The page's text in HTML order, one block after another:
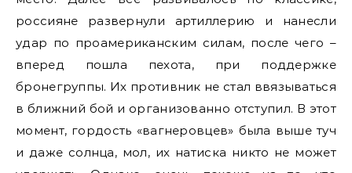
россияне развернули артиллерию и нанесли
удар по проамериканским силам, после чего –
вперед пошла пехота, при поддержке
бронегруппы. Их противник не стал ввязываться
в ближний бой и организованно отступил. В этот
момент, гордость «вагнеровцев» была выше туч
и даже солнца, мол, их натиска никто не может